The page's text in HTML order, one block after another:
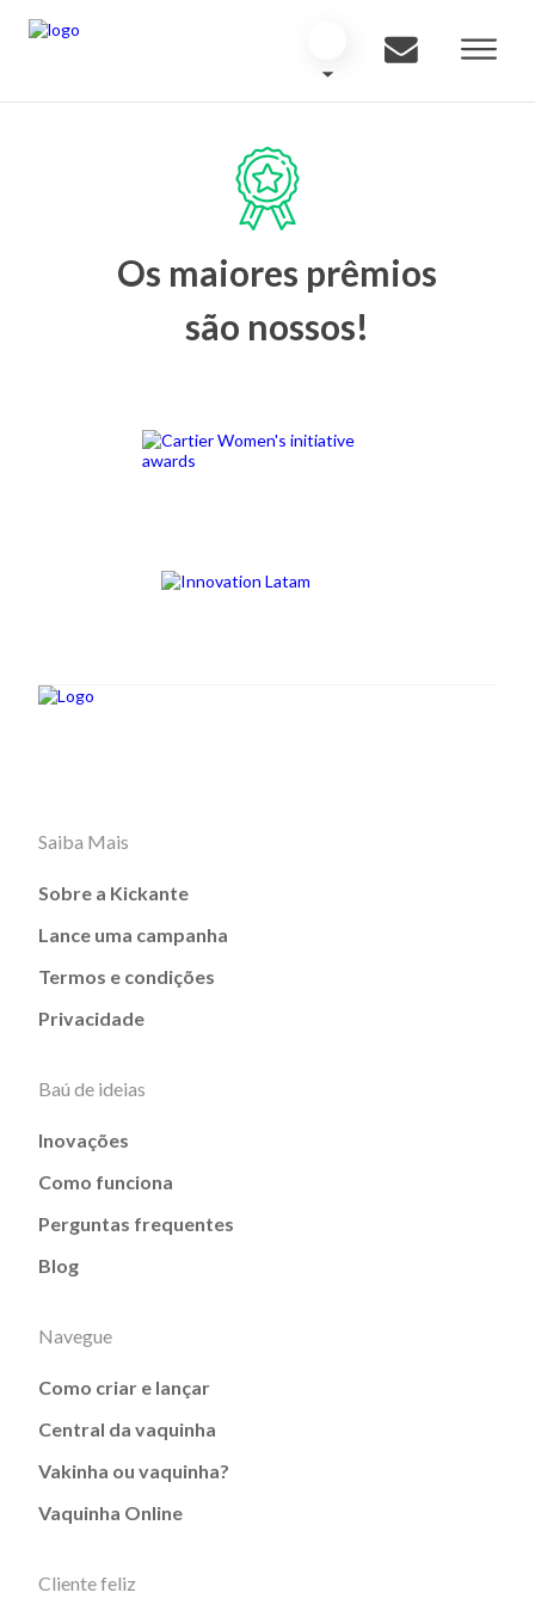
Os maiores prêmios
são nossos!
Saiba Mais
Sobre a Kickante
Lance uma campanha
Termos e condições
Privacidade
Baú de ideias
Inovações
Como funciona
Perguntas frequentes
Blog
Navegue
Como criar e lançar
Central da vaquinha
Vakinha ou vaquinha?
Vaquinha Online
Cliente feliz